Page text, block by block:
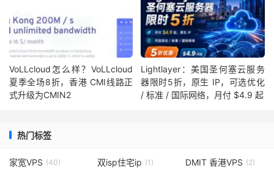
VoLLcloud怎么样？VoLLcloud
夏季全场8折，香港 CMI线路正
式升级为CMIN2
Lightlayer：美国圣何塞云服务
器限时5折，原生 IP，可选优化
/ 标准 / 国际网络，月付 $4.9 起
热门标签
家宽VPS (40) 双isp住宅ip (1) DMIT 香港VPS (2)